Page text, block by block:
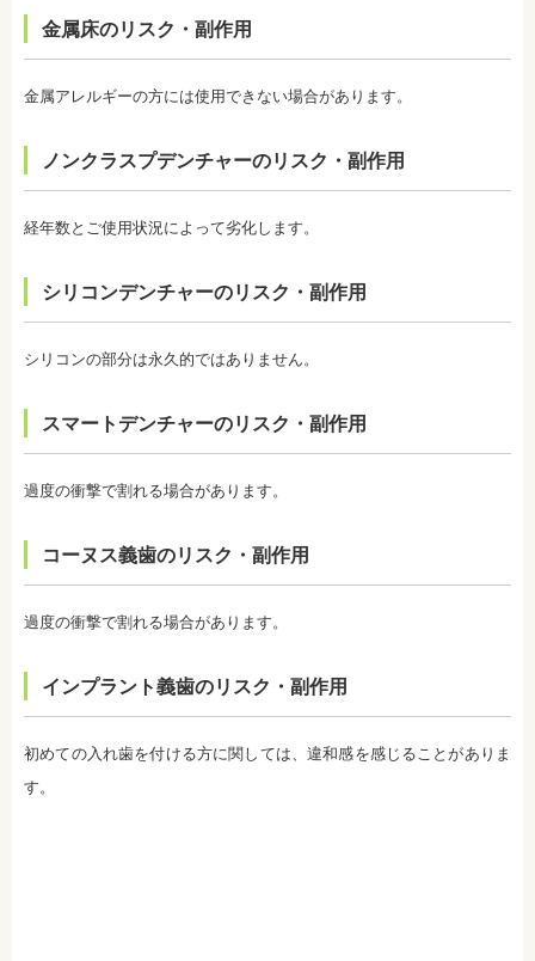
歯学博士（口腔外科学）
することが可能です。特に、塗布する時期に制限が
監修医情報 菊地由利佳先生
新潟大学医歯学総合病院にて研修
・ホワイトニング剤の影響で知覚過敏がおこるケー
スがあります。薬剤が歯の神経に強い刺激を与えて
ィスホワイトニングで使用する薬剤はホームホワイ
・歯科で行うホワイトニングでも1回の施術で思った
す。歯の厚みの違いやホワイトニングの作用が出に
に起こるということではなく、個人差が大きいた
続けていくことで目立たなくなることが多いです。
・白さを維持するためにはメンテナンスが必要にな
・ホワイトニングは、歯の表面が荒れる、知覚過敏
ケチャップなど避けたほうがいい飲み物、食事があ
監修医情報 医療法人社団日坂会 理事長 日坂充宏
日本大学歯学部卒業
日本大学歯学部口腔外科第２講座大学院卒業
歯学博士（口腔外科学）
日本大学歯学部非常勤講師
社会福祉法人富士白苑理事
金属床のリスク・副作用
金属アレルギーの方には使用できない場合があります。
ノンクラスプデンチャーのリスク・副作用
経年数とご使用状況によって劣化します。
シリコンデンチャーのリスク・副作用
シリコンの部分は永久的ではありません。
スマートデンチャーのリスク・副作用
過度の衝撃で割れる場合があります。
コーヌス義歯のリスク・副作用
過度の衝撃で割れる場合があります。
インプラント義歯のリスク・副作用
初めての入れ歯を付ける方に関しては、違和感を感じることがありま
す。